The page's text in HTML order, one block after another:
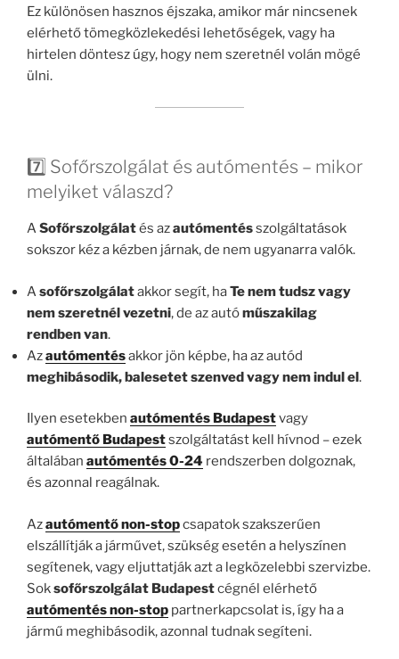
Ez különösen hasznos éjszaka, amikor már nincsenek
elérhető tömegközlekedési lehetőségek, vagy ha
hirtelen döntesz úgy, hogy nem szeretnél volán mögé
ülni.
7️⃣ Sofőrszolgálat és autómentés – mikor
melyiket válaszd?
ASofőrszolgálatés azautómentésszolgáltatások
sokszor kéz a kézben járnak, de nem ugyanarra valók.
Asofőrszolgálatakkor segít, haTe nem tudsz vagy
nem szeretnél vezetni, de az autóműszakilag
rendben van.
Azautómentésakkor jön képbe, ha az autód
meghibásodik, balesetet szenved vagy nem indul el.
Ilyen esetekben autómentés Budapestvagy
autómentő Budapestszolgáltatást kell hívnod – ezek
általában autómentés 0-24 rendszerben dolgoznak,
és azonnal reagálnak.
Azautómentő non-stopcsapatok szakszerűen
elszállítják a járművet, szükség esetén a helyszínen
segítenek, vagy eljuttatják azt a legközelebbi szervizbe.
Soksofőrszolgálat Budapestcégnél elérhető
autómentés non-stop partnerkapcsolat is, így ha a
jármű meghibásodik, azonnal tudnak segíteni.